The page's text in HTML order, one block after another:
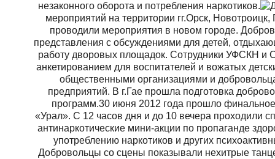
незаконного оборота и потребления наркотиков.
мероприятий на территории гг.Орск,
проводили мероприятия в новом городе.
представления с обсуждениями для детей,
работу дворовых площадок. Сотрудники УФСКН и
анкетированием для воспитателей и вожатых
общественными организациями и
предприятий. В г.Гае прошла подготовка
программ.30 июня 2012 года прошло
«Урал». С 12 часов дня и до 10 вечера проходили
антинаркотические мини-акции по пропаганде
употреблению наркотиков и других
Добровольцы со сцены показывали нехитрые